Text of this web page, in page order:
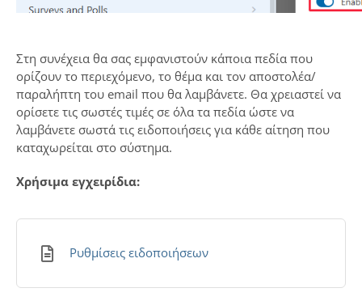
Στη συνέχεια θα σας εμφανιστούν κάποια πεδία που
ορίζουν το περιεχόμενο, το θέμα και τον αποστολέα/
παραλήπτη του email που θα λαμβάνετε. Θα χρειαστεί να
ορίσετε τις σωστές τιμές σε όλα τα πεδία ώστε να
λαμβάνετε σωστά τις ειδοποιήσεις για κάθε αίτηση που
καταχωρείται στο σύστημα.
Χρήσιμα εγχειρίδια:
Ρυθμίσεις ειδοποιήσεων